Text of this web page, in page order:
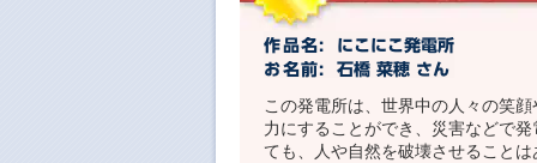
この発電所は、世界中の人々の笑
力にすることができ、災害などで
ても、人や自然を破壊させること